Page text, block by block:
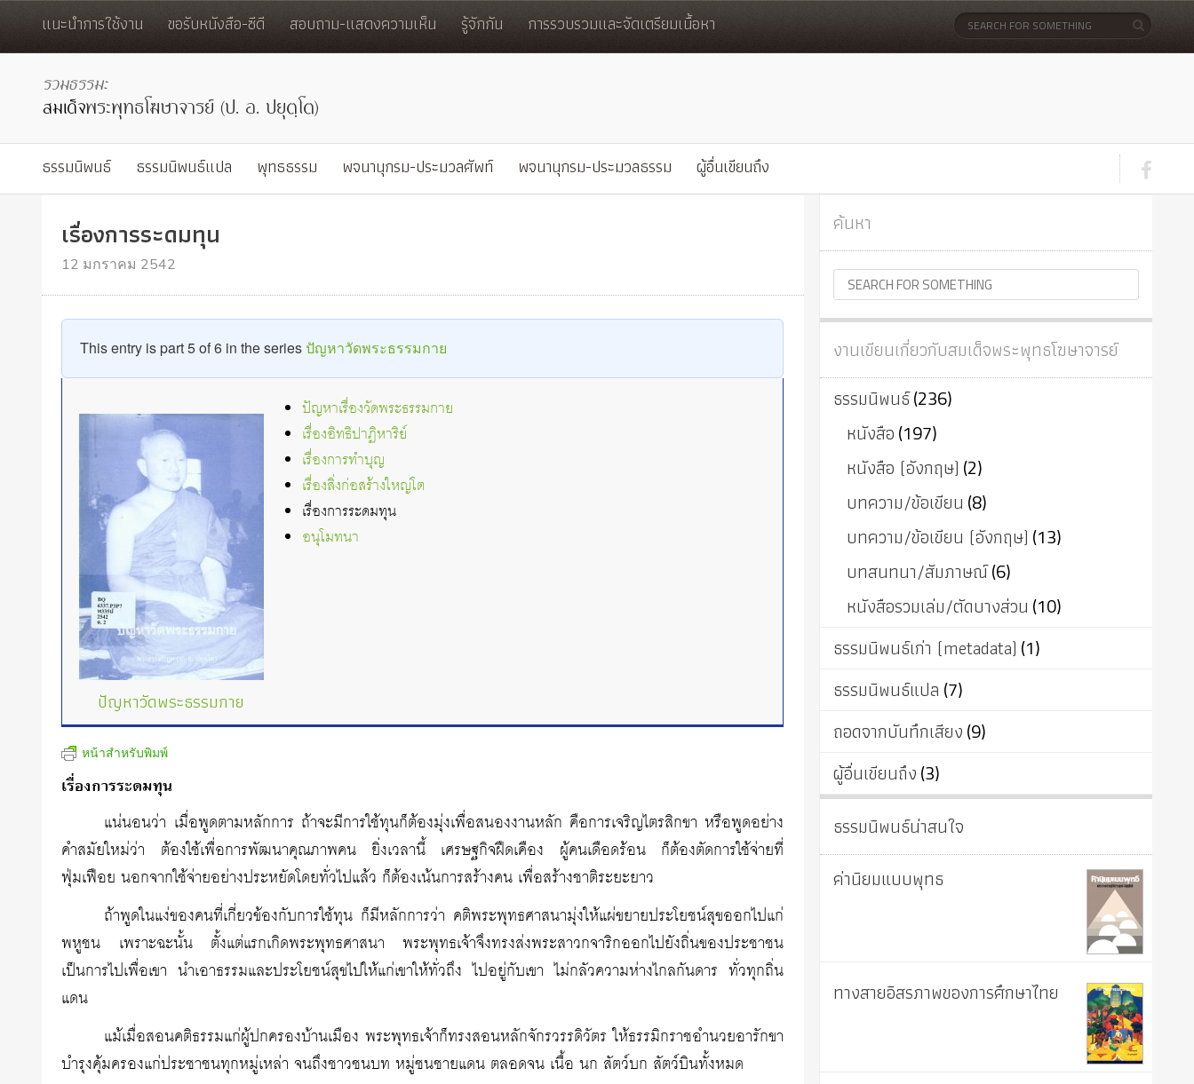
แนะนำการใช้งาน ขอรับหนังสือ-ซีดี สอบถาม-แสดงความเห็น รู้จักกัน การรวบรวมและจัดเตรียมเนื้อหา
ธรรมนิพนธ์ ธรรมนิพนธ์แปล พุทธธรรม พจนานุกรม-ประมวลศัพท์ พจนานุกรม-ประมวลธรรม ผู้อื่นเขียนถึง
เรื่องการระดมทุน
12 มกราคม 2542
This entry is part 5 of 6 in the seriesปัญหาวัดพระธรรมกาย
ปัญหาวัดพระธรรมกาย
ปัญหาเรื่องวัดพระธรรมกาย
เรื่องอิทธิปาฏิหาริย์
เรื่องการทำบุญ
เรื่องสิ่งก่อสร้างใหญ่โต
เรื่องการระดมทุน
อนุโมทนา
หน้าสำหรับพิมพ์
เรื่องการระดมทุน
แน่นอนว่า เมื่อพูดตามหลักการ ถ้าจะมีการใช้ทุนก็ต้องมุ่งเพื่อสนองงานหลัก คือการเจริญไตรสิกขา หรือพูดอย่าง
คำสมัยใหม่ว่า ต้องใช้เพื่อการพัฒนาคุณภาพคน ยิ่งเวลานี้ เศรษฐกิจฝืดเคือง ผู้คนเดือดร้อน ก็ต้องตัดการใช้จ่ายที่
ฟุ่มเฟือย นอกจากใช้จ่ายอย่างประหยัดโดยทั่วไปแล้ว ก็ต้องเน้นการสร้างคน เพื่อสร้างชาติระยะยาว
ถ้าพูดในแง่ของคนที่เกี่ยวข้องกับการใช้ทุน ก็มีหลักการว่า คติพระพุทธศาสนามุ่งให้แผ่ขยายประโยชน์สุขออกไปแก่
พหูชน เพราะฉะนั้น ตั้งแต่แรกเกิดพระพุทธศาสนา พระพุทธเจ้าจึงทรงส่งพระสาวกจาริกออกไปยังถิ่นของประชาชน
เป็นการไปเพื่อเขา นำเอาธรรมและประโยชน์สุขไปให้แก่เขาให้ทั่วถึง ไปอยู่กับเขา ไม่กลัวความห่างไกลกันดาร ทั่วทุกถิ่น
แดน
แม้เมื่อสอนคติธรรมแก่ผู้ปกครองบ้านเมือง พระพุทธเจ้าก็ทรงสอนหลักจักรวรรดิวัตร ให้ธรรมิกราชอำนวยอารักขา
บำรุงคุ้มครองแก่ประชาชนทุกหมู่เหล่า จนถึงชาวชนบท หมู่ชนชายแดน ตลอดจน เนื้อ นก สัตว์บก สัตว์บินทั้งหมด
ค้นหา
งานเขียนเกี่ยวกับสมเด็จพระพุทธโฆษาจารย์
ธรรมนิพนธ์(236)
หนังสือ(197)
หนังสือ (อังกฤษ) (2)
บทความ/ข้อเขียน (8)
บทความ/ข้อเขียน (อังกฤษ) (13)
บทสนทนา/สัมภาษณ์(6)
หนังสือรวมเล่ม/ตัดบางส่วน (10)
ธรรมนิพนธ์เก่า (metadata) (1)
ธรรมนิพนธ์แปล (7)
ถอดจากบันทึกเสียง(9)
ผู้อื่นเขียนถึง(3)
ธรรมนิพนธ์น่าสนใจ
ค่านิยมแบบพุทธ
ทางสายอิสรภาพของการศึกษาไทย